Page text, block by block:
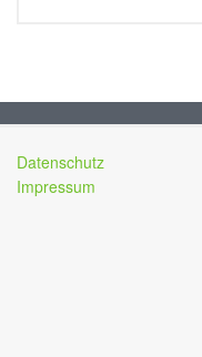
Datenschutz
Impressum